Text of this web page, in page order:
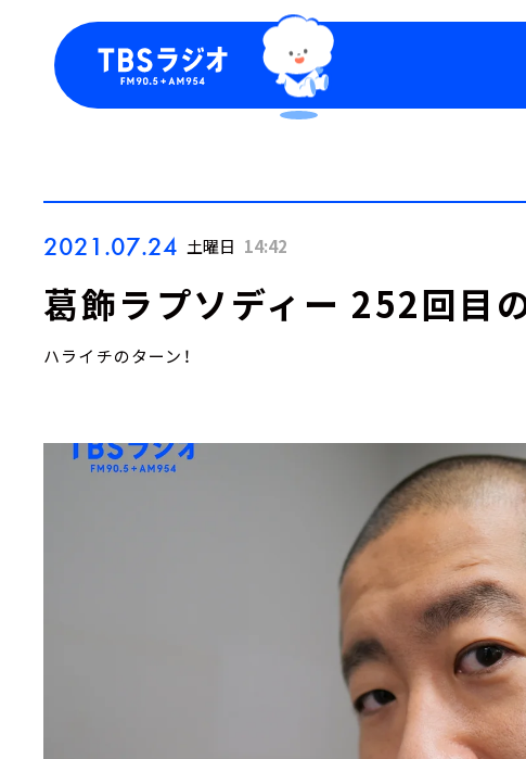
Podcast
2021.07.24 土曜日 14:42
葛飾ラプソディー 252回目の
ハライチのターン！